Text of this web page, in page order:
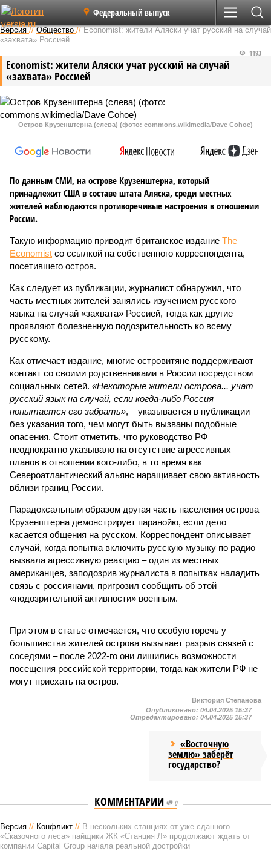
Федеральный выпуск
Версия //Общество //Economist: жители Аляски учат русский на случай
«захвата» Россией
Economist: жители Аляски учат русский на случай
«захвата» Россией
1193
Остров Крузенштерна (слева) (фото: commons.wikimedia/Dave Cohoe)
По данным СМИ, на острове Крузенштерна, который
принадлежит США в составе штата Аляска, среди местных
жителей наблюдаются противоречивые настроения в отношении
России.
Такую информацию приводит британское издание The
Economist со ссылкой на собственного корреспондента,
посетившего остров.
Как следует из публикации, журналист обнаружил, что
часть местных жителей занялись изучением русского
языка на случай «захвата» Россией, тогда как другие
проявляют болезненную подозрительность ко всему
русскому.
Как отмечает издание, многие островитяне поддерживают
контакт со своими родственниками в России посредством
социальных сетей. «Некоторые жители острова... учат
русский язык на случай, если когда-либо Россия
попытается его забрать», – указывается в публикации
без указания того, чем могут быть вызваны подобные
опасения. Стоит отметить, что руководство РФ
неоднократно указывало на отсутствие агрессивных
планов в отношении кого-либо, в то время как
Североатлантический альянс наращивает свою активность
вблизи границ России.
Парадоксальным образом другая часть населения острова
Крузенштерна демонстрирует паранойю, если дело
касается общения на русском. Корреспондент описывает
случай, когда попытка включить русскую музыку по радио
вызвала агрессивную реакцию – один из местных
американцев, заподозрив журналиста в попытках наладить
связь с россиянами, пригрозил сообщить об этой
«подозрительной активности» военным.
При этом в статье отмечается, что особую горечь у
большинства жителей острова вызывает разрыв связей с
соседями – после 2022-го они лишились возможности
посещения российской территории, тогда как жители РФ не
могут приехать на остров.
Виктория Степанова
Опубликовано: 04.04.2025 15:37
Отредактировано: 04.04.2025 15:37
«Восточную
землю» заберёт
государство?
КОММЕНТАРИИ 0
Версия // Конфликт // В нескольких станциях от уже сданного
«Сказочного леса» пайщики ЖК «Станция Л» продолжают ждать от
компании Capital Group начала реальной достройки